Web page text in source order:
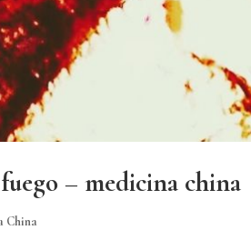
– medicina china
China